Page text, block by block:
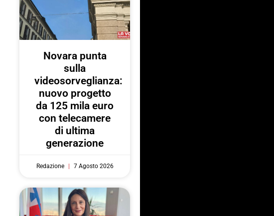
Novara punta
sulla
videosorveglianza:
nuovo progetto
da 125 mila euro
con telecamere
di ultima
generazione
Redazione 7 Agosto 2026